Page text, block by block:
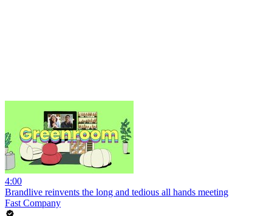
4:00
Brandlive reinvents the long and tedious all hands meeting
Fast Company